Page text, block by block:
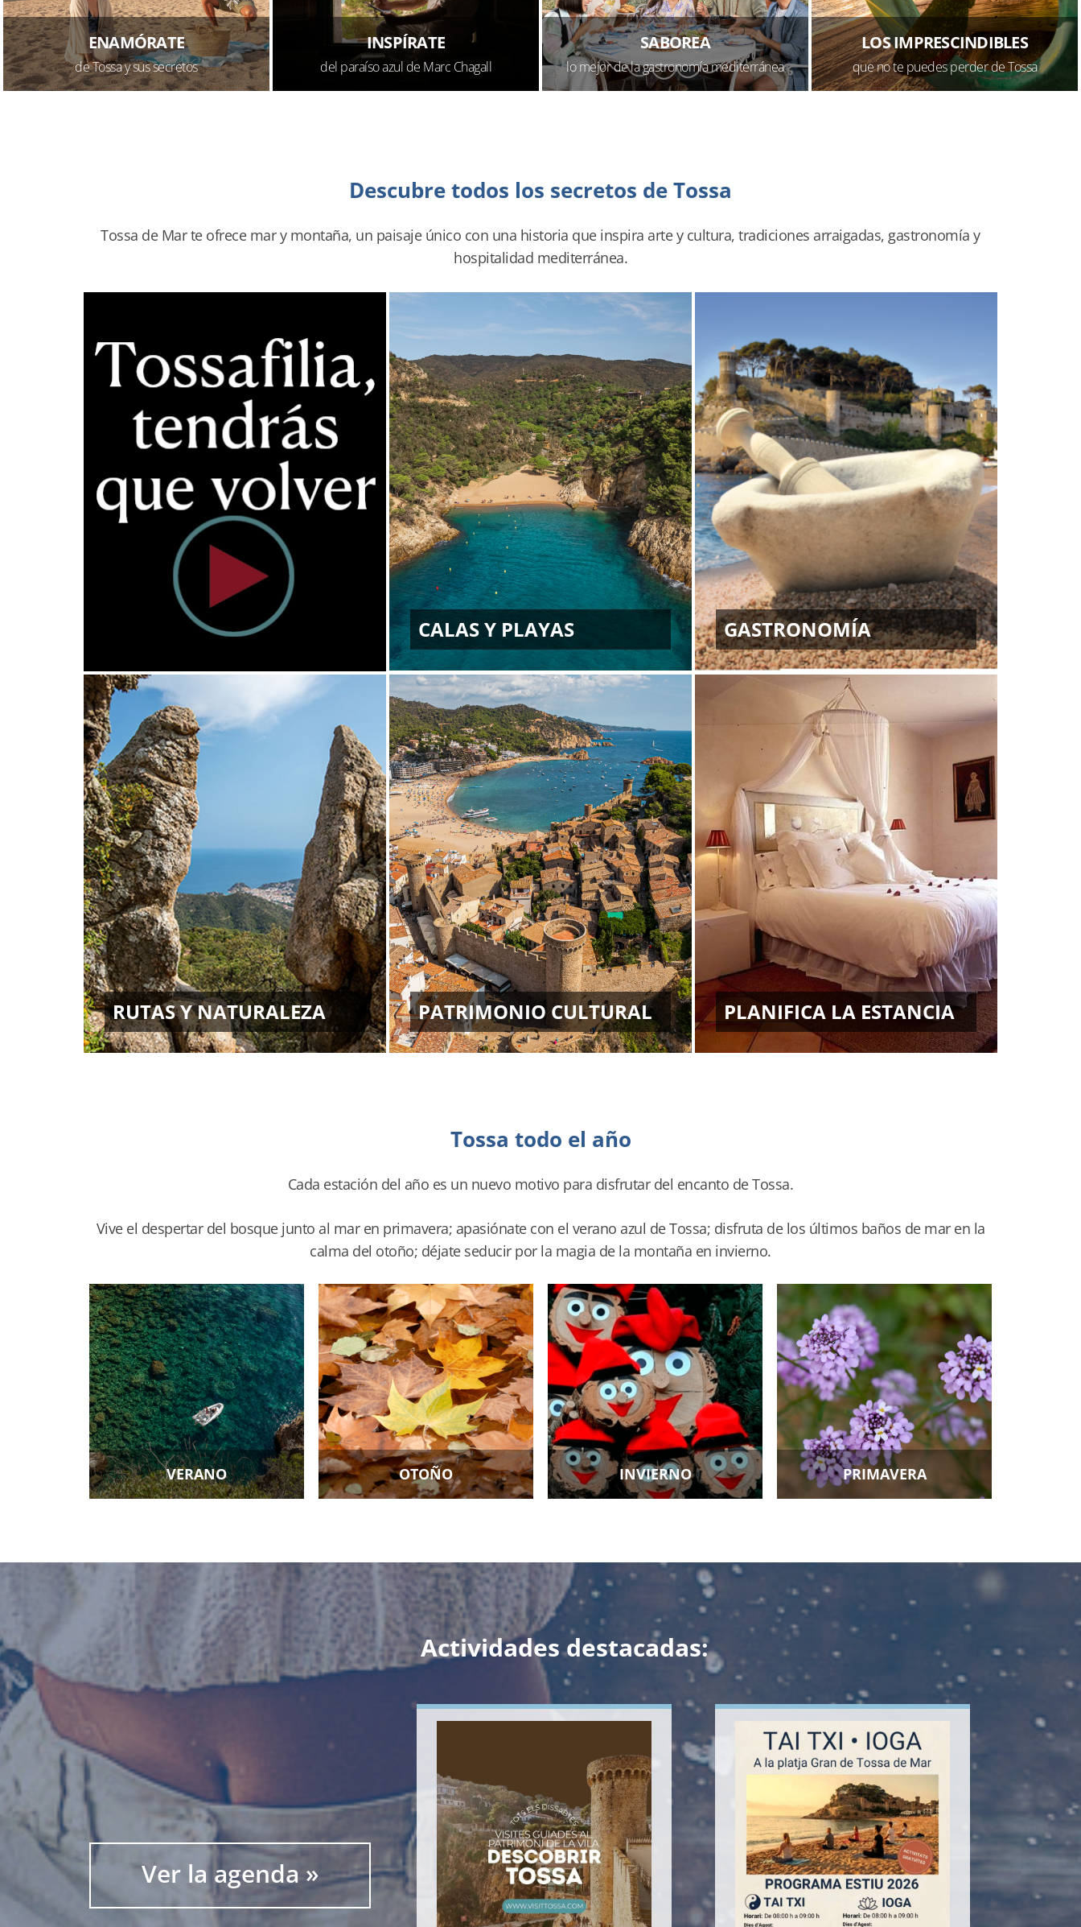
ENAMÓRATE
de Tossa y sus secretos
INSPÍRATE
del paraíso azul de Marc Chagall
SABOREA
lo mejor de la gastronomía mediterránea
LOS IMPRESCINDIBLES
que no te puedes perder de Tossa
Descubre todos los secretos de Tossa
Tossa de Mar te ofrece mar y montaña, un paisaje único con una historia que inspira arte y cultura, tradiciones arraigadas, gastronomía y
hospitalidad mediterránea.
CALAS Y PLAYAS GASTRONOMÍA
RUTAS Y NATURALEZA PATRIMONIO CULTURAL PLANIFICA LA ESTANCIA
Tossa todo el año
Cada estación del año es un nuevo motivo para disfrutar del encanto de Tossa.
Vive el despertar del bosque junto al mar en primavera; apasiónate con el verano azul de Tossa; disfruta de los últimos baños de mar en la
calma del otoño; déjate seducir por la magia de la montaña en invierno.
VERANO OTOÑO INVIERNO PRIMAVERA
Ver la agenda »
Actividades destacadas: